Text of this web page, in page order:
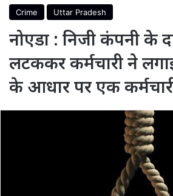
Crime Uttar Pradesh
नोएडा : निजी कंपनी के
लटककर कर्मचारी ने
के आधार पर एक